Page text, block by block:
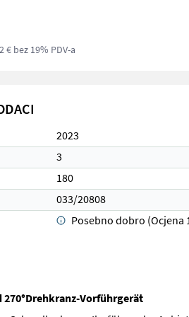
€ bez 19% PDV-a
2023
3
180
033/20808
Posebno dobro (Ocjena
Vorführgerät